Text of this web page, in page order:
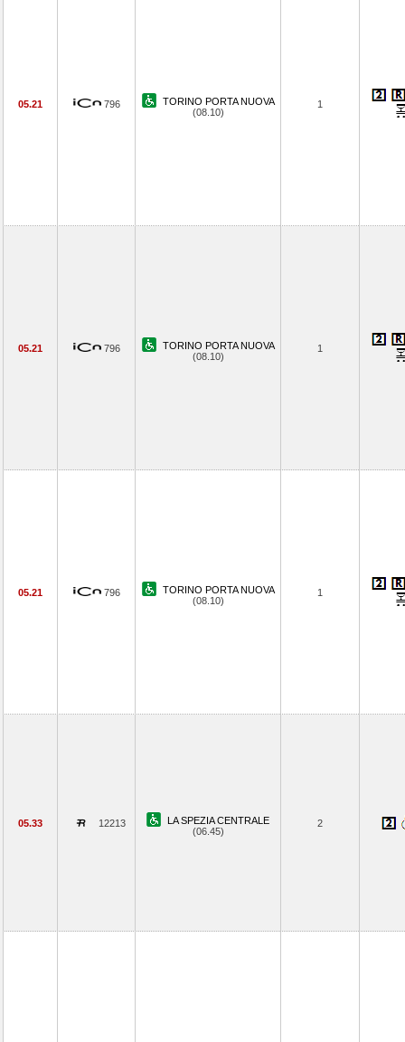
05.21 796
TORINO PORTA NUOVA
(08.10)
1
05.21 796
TORINO PORTA NUOVA
(08.10)
1
05.21 796
TORINO PORTA NUOVA
(08.10)
1
05.33 12213
LA SPEZIA CENTRALE
(06.45)
2